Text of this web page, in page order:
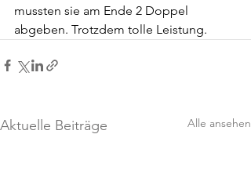
mussten sie am Ende 2 Doppel
abgeben. Trotzdem tolle Leistung.
Aktuelle Beiträge Alle ansehen